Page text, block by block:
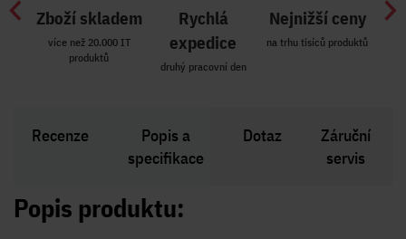
Zboží skladem
více než 20.000 IT
produktů
Rychlá
expedice
druhý pracovní den
Nejnižší ceny
na trhu tisíců produktů
Recenze
Popis a
specifikace
Dotaz
Záruční
servis
Popis produktu: